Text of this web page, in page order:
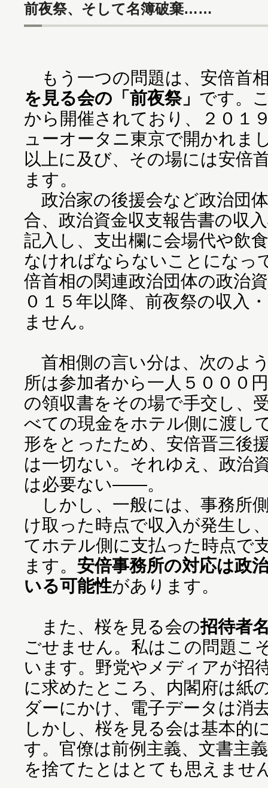
前夜祭、そして名簿破棄……
もう一つの問題は、安倍首
を見る会の「前夜祭」 です。
から開催されており、２０１
ューオータニ東京で開かれま
以上に及び、その場には安倍
ます。
政治家の後援会など政治団
合、政治資金収支報告書の収
記入し、支出欄に会場代や飲
なければならないことになっ
倍首相の関連政治団体の政治
０１５年以降、前夜祭の収入
ません。
首相側の言い分は、次のよ
所は参加者から一人５０００
の領収書をその場で手交し、
べての現金をホテル側に渡し
形をとったため、安倍晋三後
は一切ない。それゆえ、政治
は必要ない――。
しかし、一般には、事務所
け取った時点で収入が発生し
てホテル側に支払った時点で
ます。 安倍事務所の対応は政
いる可能性があります。
また、桜を見る会の招待者
ごせません。私はこの問題こ
います。野党やメディアが招
に求めたところ、内閣府は紙
ダーにかけ、電子データは消
しかし、桜を見る会は基本的
す。官僚は前例主義、文書主
を捨てたとはとても思えませ